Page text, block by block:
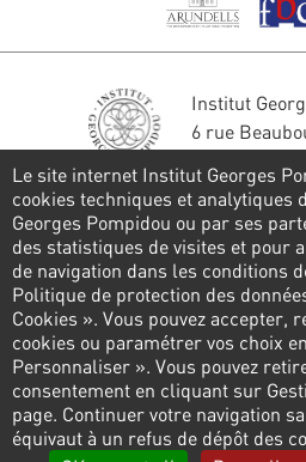
Institut
6 rue
Tél. : 01 44
Stay in touch
CONTACT FORM
Follow us
Pied
Le site internet Institut Georges
cookies techniques et analytiques
Georges Pompidou ou par ses
des statistiques de visites et pour
de navigation dans les conditions
Politique de protection des
Cookies ». Vous pouvez accepter,
cookies ou paramétrer vos choix
Personnaliser ». Vous pouvez
consentement en cliquant sur
page. Continuer votre navigation
équivaut à un refus de dépôt des